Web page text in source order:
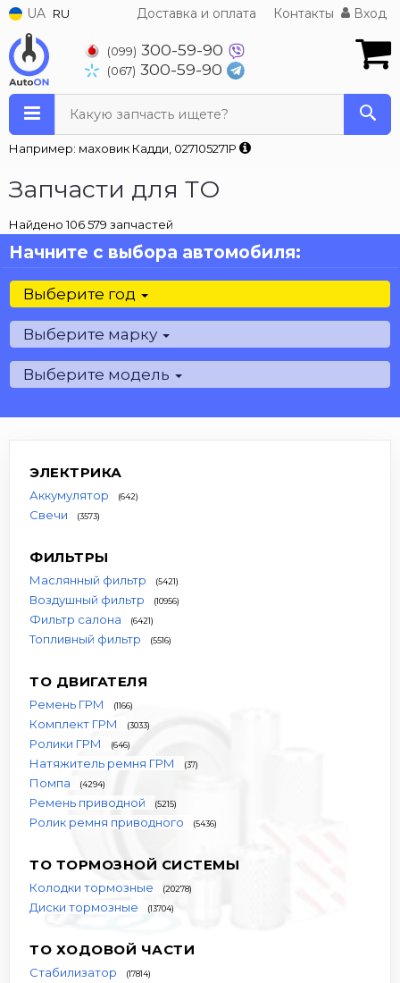
UA RU Доставка и оплата Контакты Вход
(099) 300-59-90
(067) 300-59-90
Какую запчасть ищете?
Например: маховик Кадди, 027105271P
Запчасти для ТО
Найдено 106 579 запчастей
Начните с выбора автомобиля:
Выберите год
Выберите марку
Выберите модель
ЭЛЕКТРИКА
Аккумулятор (642)
Свечи (3573)
ФИЛЬТРЫ
Маслянный фильтр (5421)
Воздушный фильтр (10956)
Фильтр салона (6421)
Топливный фильтр (5516)
ТО ДВИГАТЕЛЯ
Ремень ГРМ (1166)
Комплект ГРМ (3033)
Ролики ГРМ (646)
Натяжитель ремня ГРМ (37)
Помпа (4294)
Ремень приводной (5215)
Ролик ремня приводного (5436)
ТО ТОРМОЗНОЙ СИСТЕМЫ
Колодки тормозные (20278)
Диски тормозные (13704)
ТО ХОДОВОЙ ЧАСТИ
Стабилизатор (17814)